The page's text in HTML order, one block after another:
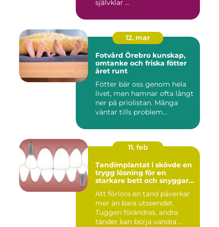
självklar ...
12. mar
Fotvård Örebro kunskap,
omtanke och friska fötter
året runt
Fötter bär oss genom hela
livet, men hamnar ofta långt
ner på priolistan. Många
väntar tills problem...
11. feb
Tandimplantat i skövde en
trygg lösning för en
starkare bett och snyggare
Att förlora en tand påverkar
mer än bara utseendet.
Tuggen förändras, andra
tänder kan börja vandra ...